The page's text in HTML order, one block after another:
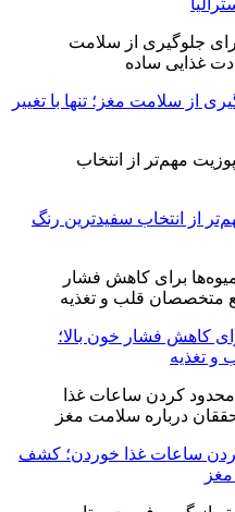
از سلامت مغز؛ تنها با تغییر
از انتخاب سفیدترین رنگ
کاهش فشار خون بالا؛
و تغذیه
ساعات غذا خوردن؛ کشف